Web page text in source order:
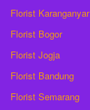
Florist Karanganyar
Florist Bogor
Florist Jogja
Florist Bandung
Florist Semarang